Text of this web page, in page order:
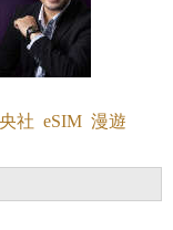
社 eSIM 漫遊